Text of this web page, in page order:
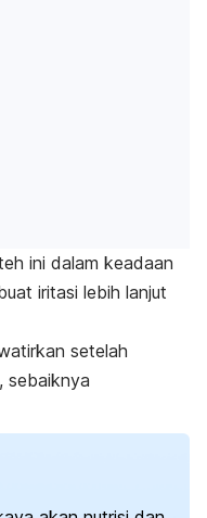
ini dalam keadaan
iritasi lebih lanjut
setelah
sebaiknya